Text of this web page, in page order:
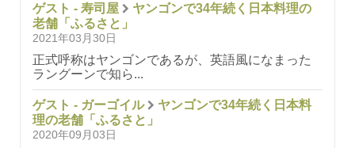
ゲスト - 寿司屋
ヤンゴンで34年続く日本料理の
老舗「ふるさと」
2021年03月30日
正式呼称はヤンゴンであるが、英語風になまった
ラングーンで知ら...
ゲスト - ガーゴイル
ヤンゴンで34年続く日本料
理の老舗「ふるさと」
2020年09月03日